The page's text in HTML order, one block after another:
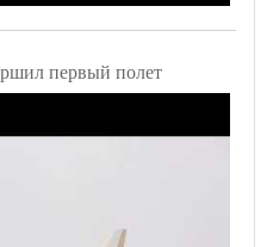
первый полет